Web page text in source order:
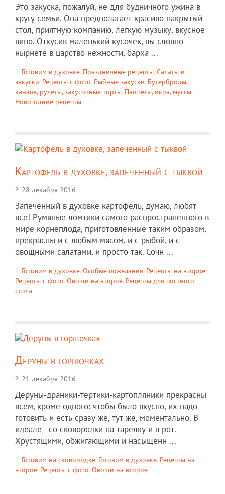
Это закуска, пожалуй, не для будничного ужина в
кругу семьи. Она предполагает красиво накрытый
стол, приятную компанию, легкую музыку, вкусное
вино. Откусив маленький кусочек, вы словно
нырнете в царство нежности, барха ...
Готовим в духовке, Праздничные рецепты, Салаты и
закуски, Рецепты c фото, Рыбные закуски, Бутерброды,
канапе, рулеты, закусочные торты, Паштеты, икра, муссы,
Новогодние рецепты
Картофель в духовке, запеченный с тыквой
28 декабря 2016
Запеченный в духовке картофель, думаю, любят
все! Румяные ломтики самого распространенного в
мире корнеплода, приготовленные таким образом,
прекрасны и с любым мясом, и с рыбой, и с
овощными салатами, и просто так. Сочн ...
Готовим в духовке, Особые пожелания, Рецепты на второе,
Рецепты c фото, Овощи на второе, Рецепты для постного
стола
Деруны в горшочках
21 декабря 2016
Деруны-драники-тертики-картопляники прекрасны
всем, кроме одного: чтобы было вкусно, их надо
готовить и есть сразу же, тут же, моментально. В
идеале - со сковородки на тарелку и в рот.
Хрустящими, обжигающими и насыщенн ...
Готовим на сковородке, Готовим в духовке, Рецепты на
второе, Рецепты c фото, Овощи на второе